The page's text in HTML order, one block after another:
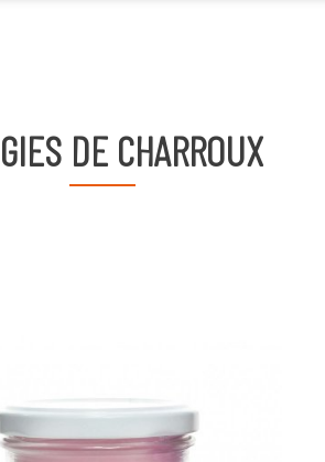
DE CHARROUX